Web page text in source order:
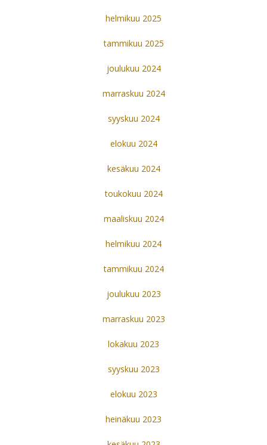
helmikuu 2025
tammikuu 2025
joulukuu 2024
marraskuu 2024
syyskuu 2024
elokuu 2024
kesäkuu 2024
toukokuu 2024
maaliskuu 2024
helmikuu 2024
tammikuu 2024
joulukuu 2023
marraskuu 2023
lokakuu 2023
syyskuu 2023
elokuu 2023
heinäkuu 2023